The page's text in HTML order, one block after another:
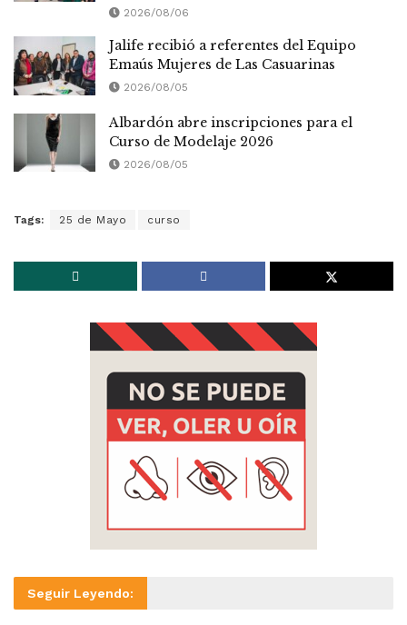
2026/08/06
Jalife recibió a referentes del Equipo
Emaús Mujeres de Las Casuarinas
2026/08/05
Albardón abre inscripciones para el
Curso de Modelaje 2026
2026/08/05
Tags: 25 de Mayo curso
Seguir Leyendo: